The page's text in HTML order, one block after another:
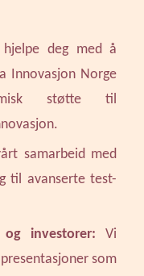
deg med å
Innovasjon Norge
støtte til
samarbeid med
til avanserte test-
investorer: Vi
som